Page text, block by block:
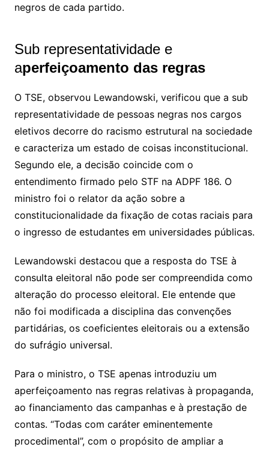
negros de cada partido.
Sub representatividade e
aperfeiçoamento das regras
O TSE, observou Lewandowski, verificou que a sub
representatividade de pessoas negras nos cargos
eletivos decorre do racismo estrutural na sociedade
e caracteriza um estado de coisas inconstitucional.
Segundo ele, a decisão coincide com o
entendimento firmado pelo STF na ADPF 186. O
ministro foi o relator da ação sobre a
constitucionalidade da fixação de cotas raciais para
o ingresso de estudantes em universidades públicas.
Lewandowski destacou que a resposta do TSE à
consulta eleitoral não pode ser compreendida como
alteração do processo eleitoral. Ele entende que
não foi modificada a disciplina das convenções
partidárias, os coeficientes eleitorais ou a extensão
do sufrágio universal.
Para o ministro, o TSE apenas introduziu um
aperfeiçoamento nas regras relativas à propaganda,
ao financiamento das campanhas e à prestação de
contas. “Todas com caráter eminentemente
procedimental”, com o propósito de ampliar a